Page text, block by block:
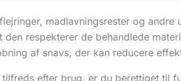
madlavningsrester og andre
respekterer de behandlede
af snavs, der kan reducere
efter brug, er du berettiget til